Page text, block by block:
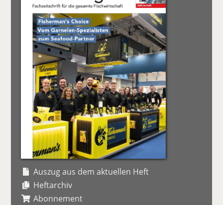
Auszug aus dem aktuellen Heft
Heftarchiv
Abonnement